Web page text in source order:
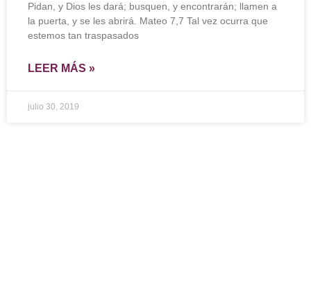
Pidan, y Dios les dará; busquen, y encontrarán; llamen a
la puerta, y se les abrirá. Mateo 7,7 Tal vez ocurra que
estemos tan traspasados
LEER MÁS »
julio 30, 2019